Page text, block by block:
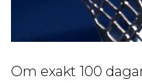
Om exakt 100